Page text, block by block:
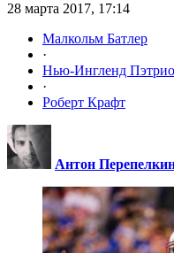
28 марта 2017, 17:14
Малкольм Батлер
·
Нью-Ингленд
·
Роберт Крафт
Антон